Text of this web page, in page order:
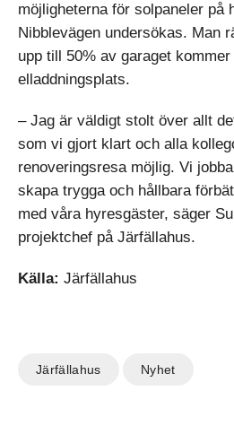
möjligheterna för solpaneler på
Nibblevägen undersökas. Man
upp till 50% av garaget
elladdningsplats.
– Jag är väldigt stolt över allt
som vi gjort klart och alla
renoveringsresa möjlig. Vi
skapa trygga och hållbara
med våra hyresgäster, säger
projektchef på Järfällahus.
Källa: Järfällahus
Järfällahus Nyhet